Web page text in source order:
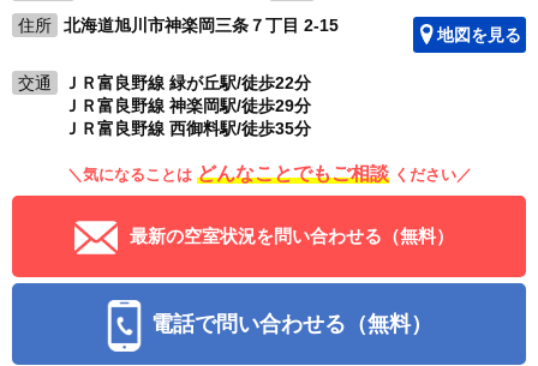
住所
北海道旭川市神楽岡三条７丁目 2-15 地図を見る
交通
ＪＲ富良野線 緑が丘駅/徒歩22分
ＪＲ富良野線 神楽岡駅/徒歩29分
ＪＲ富良野線 西御料駅/徒歩35分
＼気になることは どんなことでもご相談 ください／
最新の空室状況を問い合わせる（無料）
電話で問い合わせる（無料）